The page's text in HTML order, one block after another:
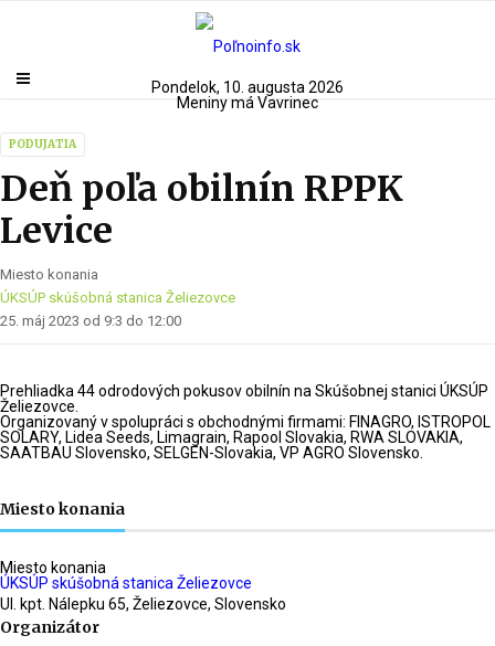
Pondelok, 10. augusta 2026
Meniny má Vavrinec
PODUJATIA
Deň poľa obilnín RPPK
Levice
Miesto konania
ÚKSÚP skúšobná stanica Želiezovce
25. máj 2023 od 9:3 do 12:00
Prehliadka 44 odrodových pokusov obilnín na Skúšobnej stanici ÚKSÚP
Želiezovce.
Organizovaný v spolupráci s obchodnými firmami: FINAGRO, ISTROPOL
SOLARY, Lidea Seeds, Limagrain, Rapool Slovakia, RWA SLOVAKIA,
SAATBAU Slovensko, SELGEN-Slovakia, VP AGRO Slovensko.
Miesto konania
Miesto konania
ÚKSÚP skúšobná stanica Želiezovce
Ul. kpt. Nálepku 65, Želiezovce, Slovensko
Organizátor